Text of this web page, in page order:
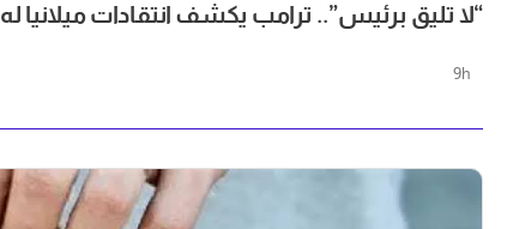
“لا تليق برئيس”.. ترامب يكشف انتقادات ميلانيا له
9h